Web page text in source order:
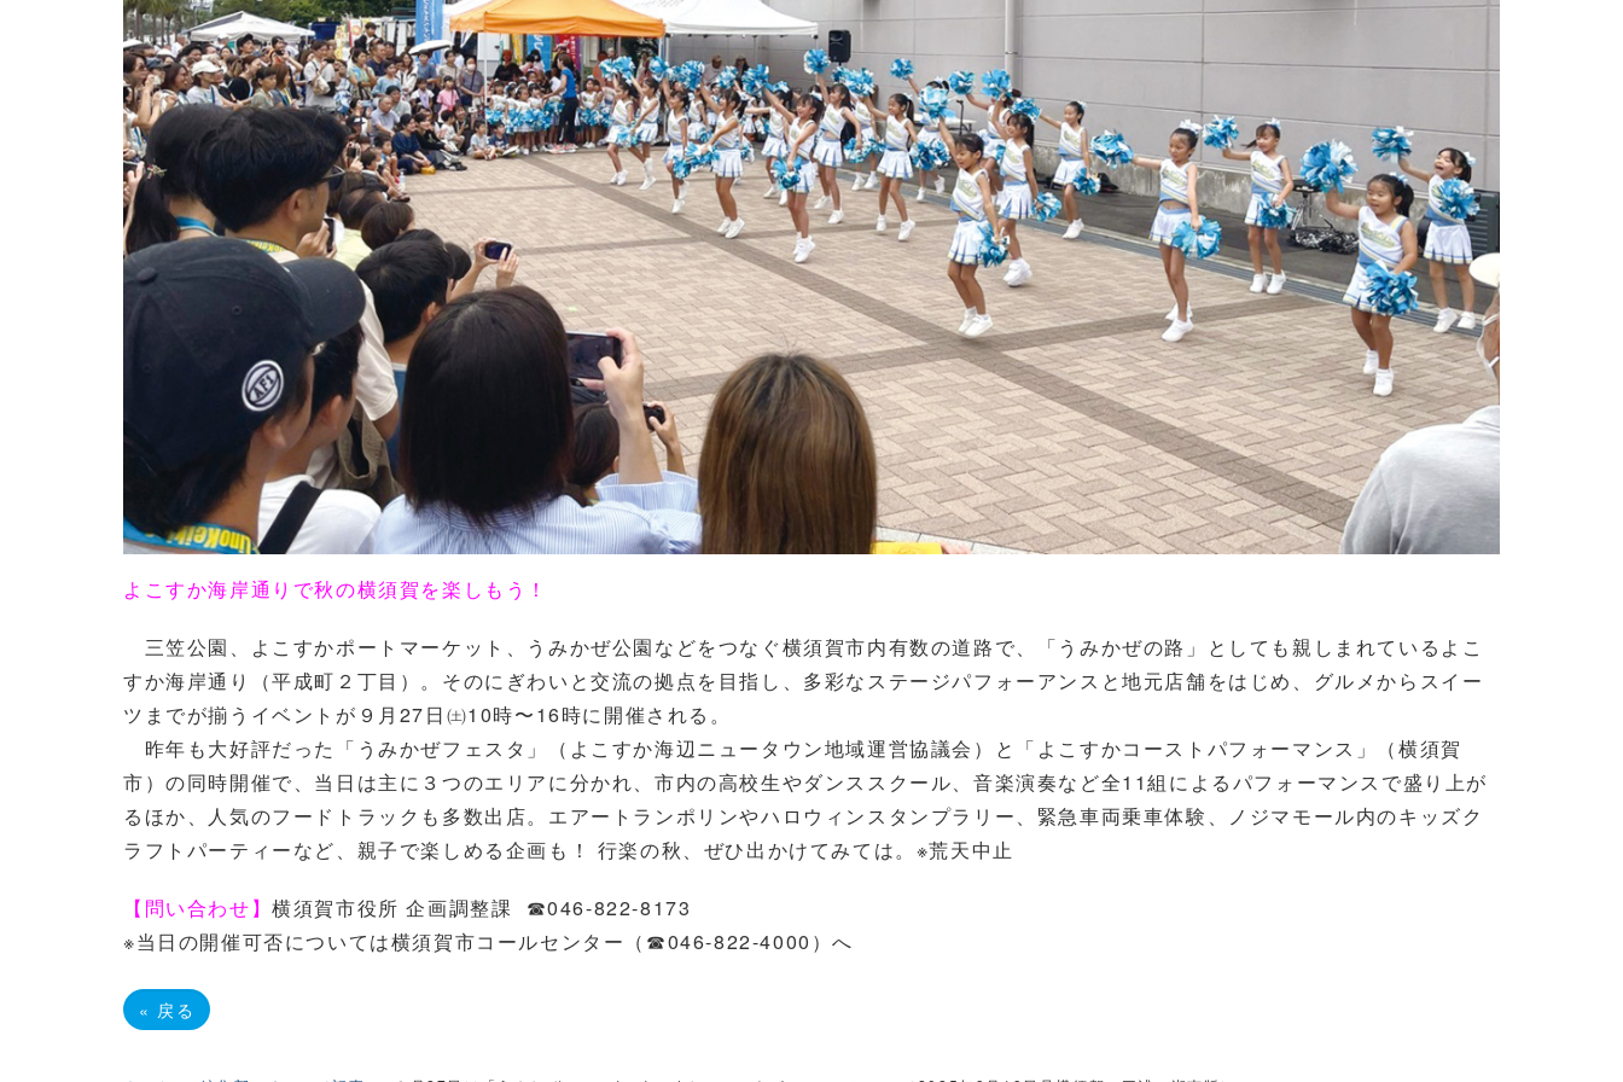
よこすか海岸通りで秋の横須賀を楽しもう！
三笠公園、よこすかポートマーケット、うみかぜ公園などをつなぐ横須賀市内有数の道路で、「うみかぜの路」としても親しまれているよこ
すか海岸通り（平成町２丁目）。そのにぎわいと交流の拠点を目指し、多彩なステージパフォーアンスと地元店舗をはじめ、グルメからスイー
ツまでが揃うイベントが９月27日㈯10時〜16時に開催される。
昨年も大好評だった「うみかぜフェスタ」（よこすか海辺ニュータウン地域運営協議会）と「よこすかコーストパフォーマンス」（横須賀
市）の同時開催で、当日は主に３つのエリアに分かれ、市内の高校生やダンススクール、音楽演奏など全11組によるパフォーマンスで盛り上が
るほか、人気のフードトラックも多数出店。エアートランポリンやハロウィンスタンプラリー、緊急車両乗車体験、ノジマモール内のキッズク
ラフトパーティーなど、親子で楽しめる企画も！ 行楽の秋、ぜひ出かけてみては。※荒天中止
【問い合わせ】横須賀市役所 企画調整課 ☎046-822-8173
※当日の開催可否については横須賀市コールセンター（☎︎046-822-4000）へ
« 戻る